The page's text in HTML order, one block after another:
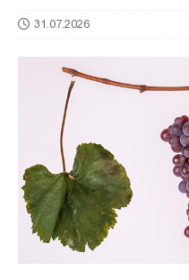
31.07.2026